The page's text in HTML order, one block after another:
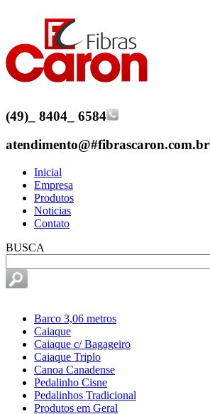
(49) 8404
6584
atendimento@#fibrascaron.com.br
Inicial
Empresa
Produtos
Noticias
Contato
BUSCA
Barco 3,06 metros
Caiaque
Caiaque c/ Bagageiro
Caiaque Triplo
Canoa Canadense
Pedalinho Cisne
Pedalinhos Tradicional
Produtos em Geral